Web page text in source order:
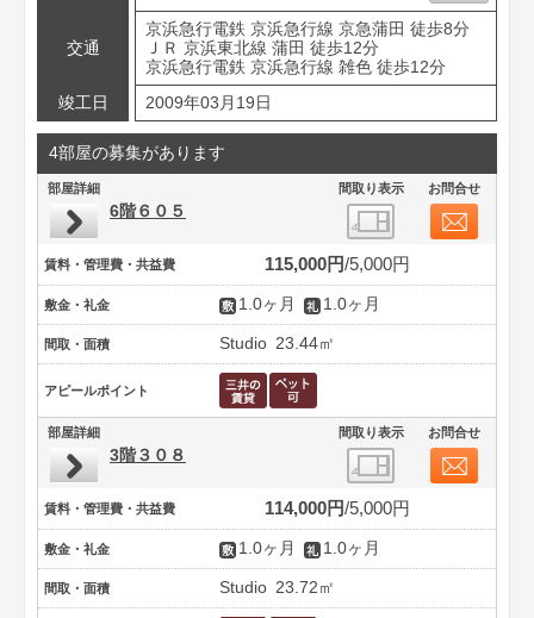
交通
京浜急行電鉄 京浜急行線 京急蒲田 徒歩8分
ＪＲ 京浜東北線 蒲田 徒歩12分
京浜急行電鉄 京浜急行線 雑色 徒歩12分
竣工日
2009年03月19日
4部屋の募集があります
部屋詳細 間取り表示 お問合せ
6階６０５
賃料・管理費・共益費 115,000円 5,000円
敷金・礼金 1.0ヶ月 1.0ヶ月
間取・面積 Studio 23.44㎡
アピールポイント
部屋詳細 間取り表示 お問合せ
3階３０８
賃料・管理費・共益費 114,000円 5,000円
敷金・礼金 1.0ヶ月 1.0ヶ月
間取・面積 Studio 23.72㎡